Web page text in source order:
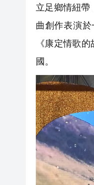
立足鄉情紐帶
曲創作表演
《康定情歌
國。